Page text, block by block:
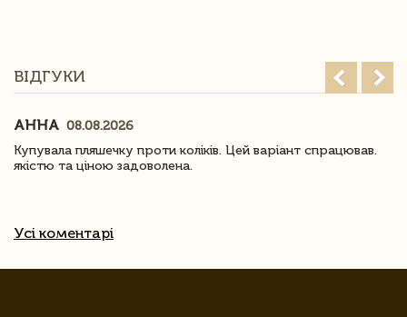
ВІДГУКИ
АННА 08.08.2026
Купувала пляшечку проти коліків. Цей варіант спрацював.
якістю та ціною задоволена.
Усі коментарі